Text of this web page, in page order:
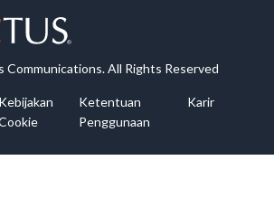
Communications. All Rights Reserved
Kebijakan
Ketentuan
Penggunaan
Karir